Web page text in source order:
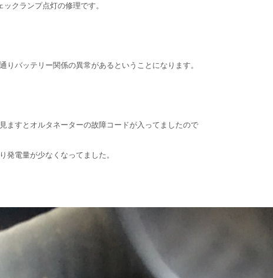
クランプ点灯の修理です。
りバッテリー関係の異常があるということになります。
ますとオルタネーターの故障コードが入ってましたので
発電量が少なくなってました。